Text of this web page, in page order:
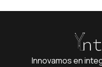
Innovamos en